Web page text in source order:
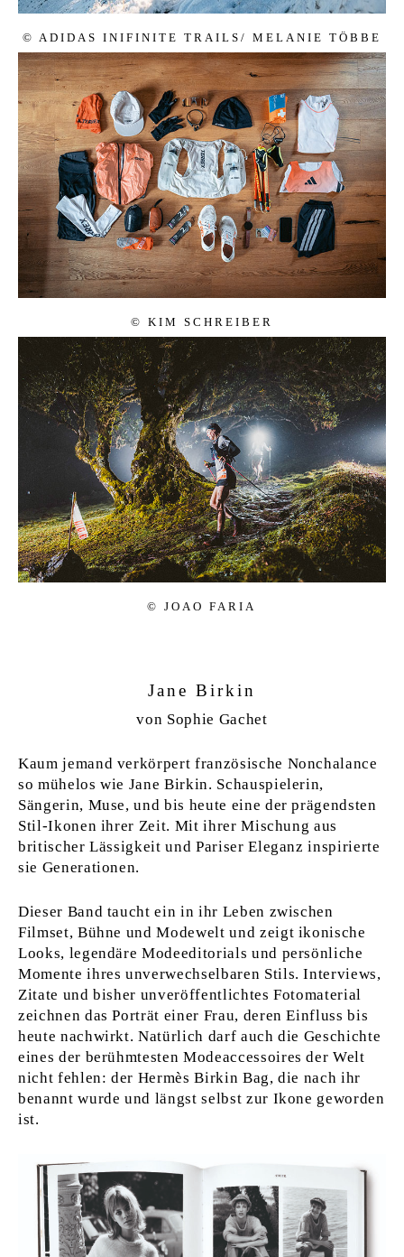
© ADI­DAS INI­FI­NI­TE TRAILS/ ME­LA­NIE TÖBBE
© KIM SCHREI­BER
© JOAO FA­RIA
Jane Birkin
von Sophie Gachet
Kaum jemand verkörpert französische Nonchalance
so mühelos wie Jane Birkin. Schauspielerin,
Sängerin, Muse, und bis heute eine der prägendsten
Stil-Ikonen ihrer Zeit. Mit ihrer Mischung aus
britischer Lässigkeit und Pariser Eleganz inspirierte
sie Generationen.
Dieser Band taucht ein in ihr Leben zwischen
Filmset, Bühne und Modewelt und zeigt ikonische
Looks, legendäre Modeeditorials und persönliche
Momente ihres unverwechselbaren Stils. Interviews,
Zitate und bisher unveröffentlichtes Fotomaterial
zeichnen das Porträt einer Frau, deren Einfluss bis
heute nachwirkt. Natürlich darf auch die Geschichte
eines der berühmtesten Modeaccessoires der Welt
nicht fehlen: der Hermès Birkin Bag, die nach ihr
benannt wurde und längst selbst zur Ikone geworden
ist.